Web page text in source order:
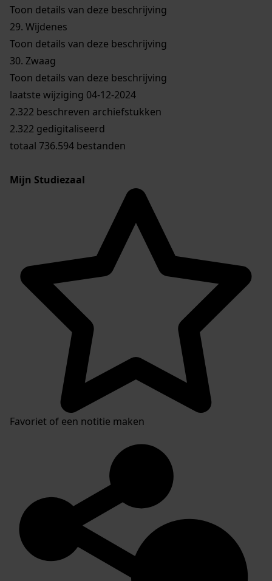
Toon details van deze beschrijving
29. Wijdenes
Toon details van deze beschrijving
30. Zwaag
Toon details van deze beschrijving
laatste wijziging 04-12-2024
2.322 beschreven archiefstukken
2.322 gedigitaliseerd
totaal 736.594 bestanden
Mijn Studiezaal
Favoriet of een notitie maken